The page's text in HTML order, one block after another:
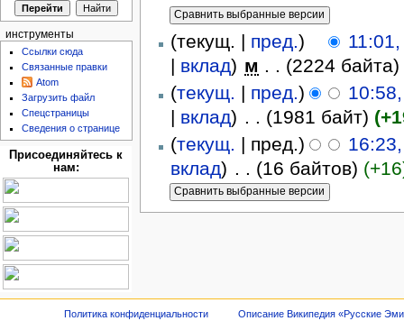
(текущ. | пред.)
| вклад) м . . (2224 байта)
(текущ. | пред.)
| вклад) . . (1981 байт)
(текущ. | пред.)
вклад) . . (16 байтов)
инструменты
Ссылки сюда
Связанные правки
Atom
Загрузить файл
Спецстраницы
Сведения о странице
Присоединяйтесь к
нам:
Политика конфиденциальности Описание Википедия «Русские